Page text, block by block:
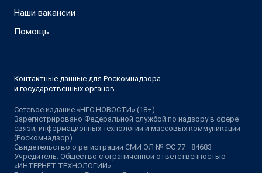
Наши вакансии
Помощь
Контактные данные для Роскомнадзора
и государственных органов
Сетевое издание «НГС.НОВОСТИ» (18+)
Зарегистрировано Федеральной службой по надзору в сфере
связи, информационных технологий и массовых коммуникаций
(Роскомнадзор)
Свидетельство о регистрации СМИ ЭЛ № ФС 77—84683
Учредитель: Общество с ограниченной ответственностью
«ИНТЕРНЕТ ТЕХНОЛОГИИ»